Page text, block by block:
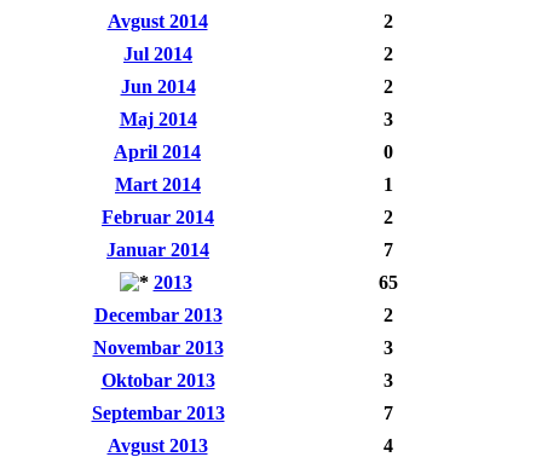
Avgust 2014
2
Jul 2014
2
Jun 2014
2
Maj 2014
3
April 2014
0
Mart 2014
1
Februar 2014
2
Januar 2014
7
2013
65
Decembar 2013
2
Novembar 2013
3
Oktobar 2013
3
Septembar 2013
7
Avgust 2013
4